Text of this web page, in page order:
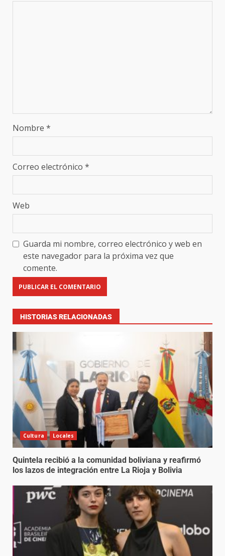
Nombre *
Correo electrónico *
Web
Guarda mi nombre, correo electrónico y web en
este navegador para la próxima vez que
comente.
HISTORIAS RELACIONADAS
Cultura Locales
Quintela recibió a la comunidad boliviana y reafirmó
los lazos de integración entre La Rioja y Bolivia